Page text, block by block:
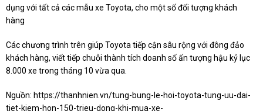
dụng với tất cả các mẫu xe Toyota, cho một số đối tượng khách
hàng
Các chương trình trên giúp Toyota tiếp cận sâu rộng với đông đảo
khách hàng, viết tiếp chuỗi thành tích doanh số ấn tượng hậu kỷ lục
8.000 xe trong tháng 10 vừa qua.
Nguồn: https://thanhnien.vn/tung-bung-le-hoi-toyota-tung-uu-dai-
tiet-kiem-hon-150-trieu-dong-khi-mua-xe-